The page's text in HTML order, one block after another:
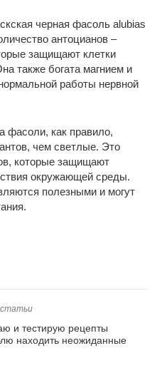
черная фасоль alubias
антоцианов –
защищают клетки
также богата магнием и
работы нервной
фасоли, как правило,
чем светлые. Это
которые защищают
окружающей среды.
полезными и могут
и тестирую рецепты
находить неожиданные